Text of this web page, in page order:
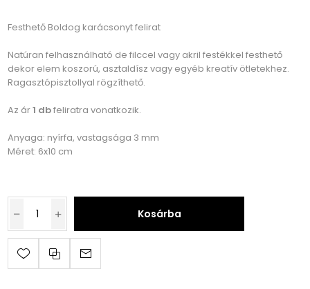
Festhető Boldog karácsonyt felirat
Natúran felhasználható de filccel vagy akril festékkel festhető
dekor elem koszorú, asztaldísz vagy egyéb kreatív ötletekhez.
Ragasztópisztollyal rögzíthető.
Az ár1 dbfeliratra vonatkozik.
Anyaga: nyírfa, vastagsága 3 mm
Méret: 6x10 cm
Kosárba